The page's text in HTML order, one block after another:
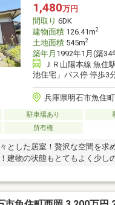
1,480万円
間取り 6DK
建物面積126.41m2
土地面積545m2
築年月 1992年1月(築34
ＪＲ山陽本線 魚住
池住宅」バス停 停歩3
兵庫県明石市魚住
駐車場あり
所有権
とした居室！贅沢な空間を求
建物の状態もとてもよく少し
います！敷地が500㎡を超えて
は小さな菜園があり、自給自